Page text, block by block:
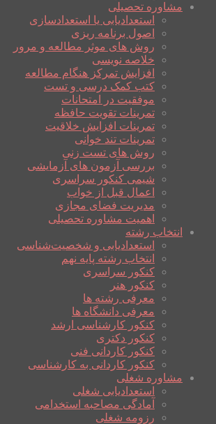
مشاوره تحصیلی
استعدادیابی یا استعدادسازی
اصول برنامه ریزی
روش های موثر مطالعه و مرور
خلاصه نویسی
افزایش تمرکز هنگام مطالعه
کتب کمک درسی و تست
موفقیت در امتحانات
تمرینات تقویت حافظه
تمرینات افزایش خلاقیت
تمرینات تند خوانی
روش های تست زنی
بررسی آزمون های آزمایشی
شیمی کنکور سراسری
اعمال قبل از خواب
مدیریت فضای مجازی
اهمیت مشاوره تحصیلی
انتخاب رشته
استعدادیابی و شخصیت‌شناسی
انتخاب رشته پایه نهم
کنکور سراسری
کنکور هنر
معرفی رشته ها
معرفی دانشگاه ها
کنکور کارشناسی ارشد
کنکور دکتری
کنکور کاردانی فنی
کنکور کاردانی به کارشناسی
مشاوره شغلی
استعدادیابی شغلی
آمادگی مصاحبه استخدامی
رزومه شغلی